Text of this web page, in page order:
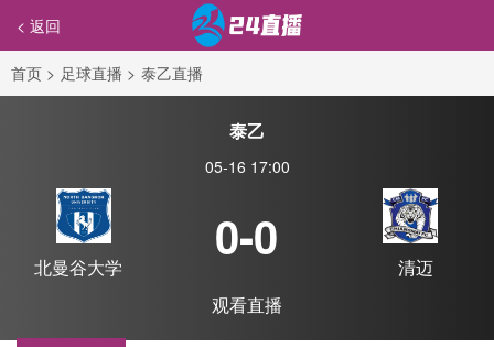
< 返回
首页 > 足球直播 > 泰乙直播
泰乙
05-16 17:00
北曼谷大学
0-0
清迈
观看直播